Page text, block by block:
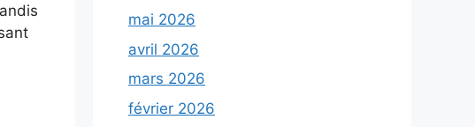
mai 2026
avril 2026
mars 2026
février 2026